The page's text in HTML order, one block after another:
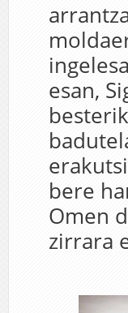
esan,
bere
Omen
zirrara